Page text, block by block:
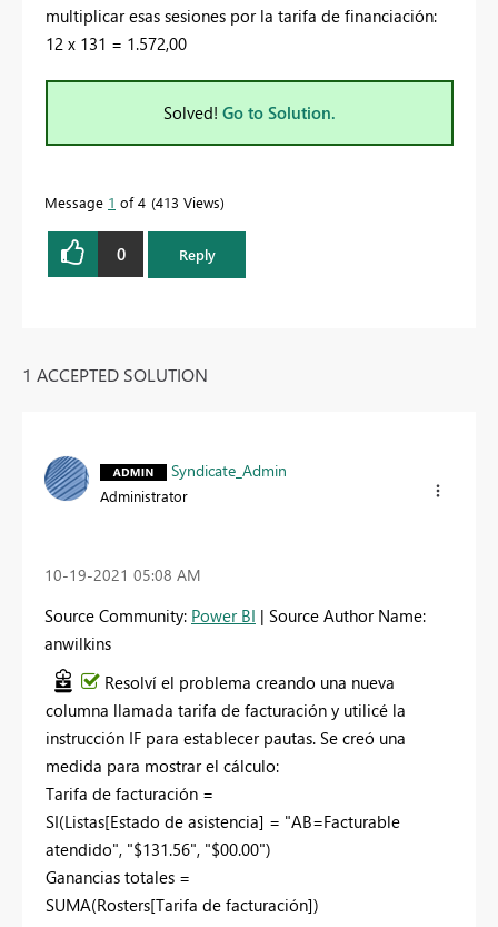
multiplicar esas sesiones por la tarifa de financiación:
12 x 131 = 1.572,00
Solved! Go to Solution.
Message 1 of 4 413 Views
0 Reply
1 ACCEPTED SOLUTION
Syndicate_Admin
Administrator
‎10-19-2021 05:08 AM
Source Community: Power BI | Source Author Name:
anwilkins
Resolví el problema creando una nueva
columna llamada tarifa de facturación y utilicé la
instrucción IF para establecer pautas. Se creó una
medida para mostrar el cálculo:
Tarifa de facturación =
SI(Listas[Estado de asistencia] = "AB=Facturable
atendido", "$131.56", "$00.00")
Ganancias totales =
SUMA(Rosters[Tarifa de facturación])